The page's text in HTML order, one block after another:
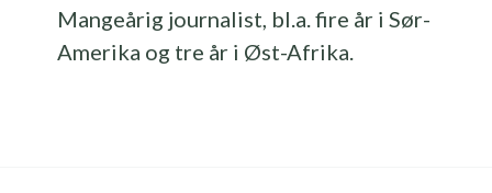
Mangeårig journalist, bl.a. fire år i Sør-
Amerika og tre år i Øst-Afrika.